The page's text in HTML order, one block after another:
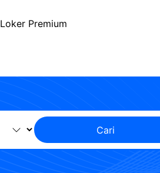
Loker Premium
Cari